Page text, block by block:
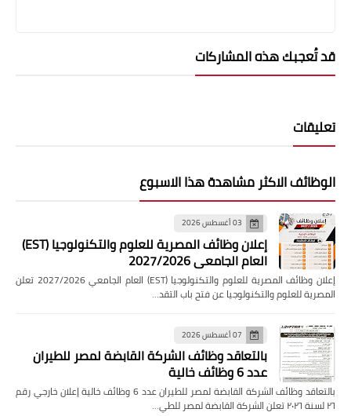
قد تُعجبك هذه المشاركات
تعليقات
الوظائف الاكثر مشاهدة هذا الاسبوع
03 أغسطس 2026
إعلان وظائف المصرية للعلوم والتكنولوجيا (EST)
العام الجامعي 2027/2026
إعلان وظائف المصرية للعلوم والتكنولوجيا (EST) العام الجامعي 2027/2026 تعلن
المصرية للعلوم والتكنولوجيا عن فتح باب التقد…
07 أغسطس 2026
بالتعاقد وظائف الشركة القابضة لمصر للطيران
عدد 6 وظائف خالية
بالتعاقد وظائف الشركة القابضة لمصر للطيران عدد 6 وظائف خالية إعلان خارجي رقم
٢٦ لسنة ٢٠٢٦ تعلن الشركة القابضة لمصر للطي…